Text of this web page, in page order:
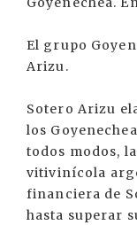
El grupo
Arizu.
Sotero Arizu
los
todos modos,
vitivinícola
financiera de
hasta superar